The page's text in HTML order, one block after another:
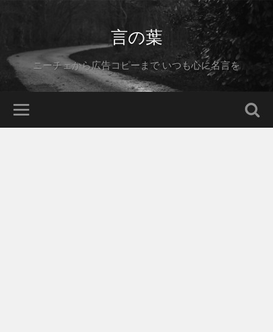
言の葉
ニーチェから広告コピーまで いつも心に名言を